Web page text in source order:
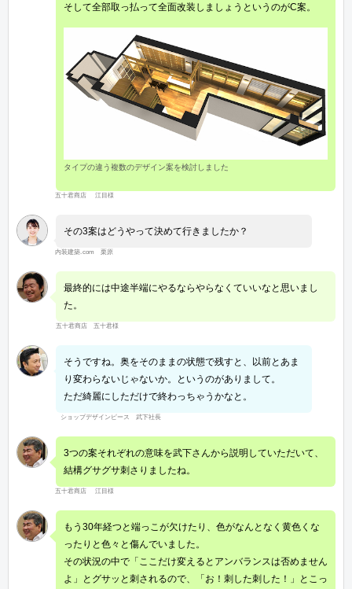
そして全部取っ払って全面改装しましょうというのがC案。
タイプの違う複数のデザイン案を検討しました
五十君商店 江目様
その3案はどうやって決めて行きましたか？
内装建築.com 栗原
最終的には中途半端にやるならやらなくていいなと思いまし
た。
五十君商店 五十君様
そうですね。奥をそのままの状態で残すと、以前とあま
り変わらないじゃないか。というのがありまして。
ただ綺麗にしただけで終わっちゃうかなと。
ショップデザインピース 武下社長
3つの案それぞれの意味を武下さんから説明していただいて、
結構グサグサ刺さりましたね。
五十君商店 江目様
もう30年経つと端っこが欠けたり、色がなんとなく黄色くな
ったりと色々と傷んでいました。
その状況の中で「ここだけ変えるとアンバランスは否めません
よ」とグサッと刺されるので、「お！刺した刺した！」とこっ